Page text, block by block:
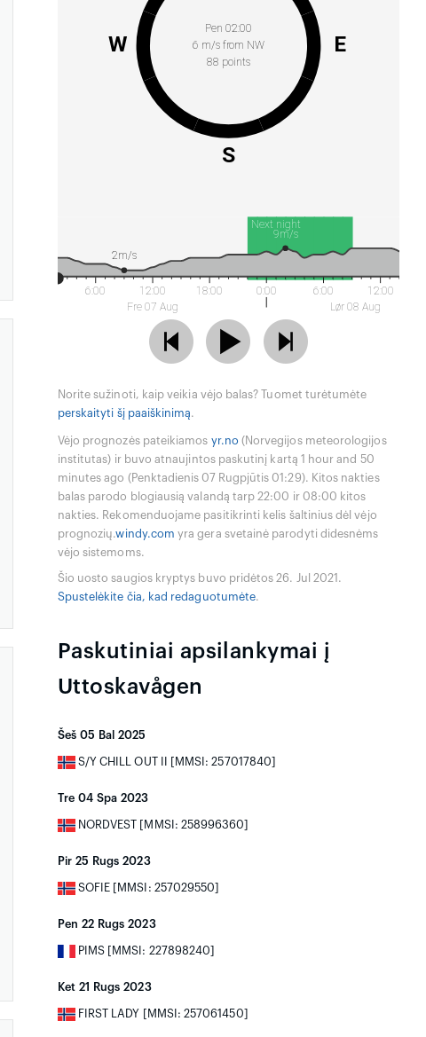
Pen 02:00
6 m/s from NW
88 points
E
S
W
Next night
6:00
12:00
Fre 07 Aug
18:00 0:00 6:00
12:00
Lør 08 Aug
9m/s
2m/s
Norite sužinoti, kaip veikia vėjo balas? Tuomet turėtumėte
perskaityti šį paaiškinimą.
Vėjo prognozės pateikiamos yr.no (Norvegijos meteorologijos
institutas) ir buvo atnaujintos paskutinį kartą 1 hour and 50
minutes ago (Penktadienis 07 Rugpjūtis 01:29). Kitos nakties
balas parodo blogiausią valandą tarp 22:00 ir 08:00 kitos
nakties. Rekomenduojame pasitikrinti kelis šaltinius dėl vėjo
prognozių.windy.com yra gera svetainė parodyti didesnėms
vėjo sistemoms.
Šio uosto saugios kryptys buvo pridėtos 26. Jul 2021.
Spustelėkite čia, kad redaguotumėte.
Paskutiniai apsilankymai į
Uttoskavågen
Šeš 05 Bal 2025
S/Y CHILL OUT II [MMSI: 257017840]
Tre 04 Spa 2023
NORDVEST [MMSI: 258996360]
Pir 25 Rugs 2023
SOFIE [MMSI: 257029550]
Pen 22 Rugs 2023
PIMS [MMSI: 227898240]
Ket 21 Rugs 2023
FIRST LADY [MMSI: 257061450]